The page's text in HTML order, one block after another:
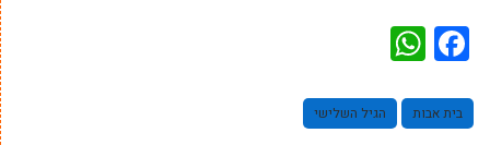
Facebook
בית אבות הגיל השלישי